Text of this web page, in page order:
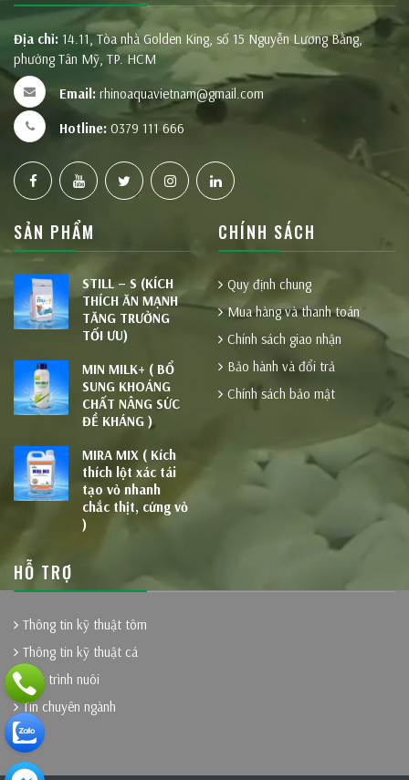
Địa chỉ: 14.11, Tòa nhà Golden King, số 15 Nguyễn Lương Bằng,
phường Tân Mỹ, TP. HCM
Email: rhinoaquavietnam@gmail.com
Hotline: 0379 111 666
SẢN PHẨM
STILL – S (KÍCH
THÍCH ĂN MẠNH
TĂNG TRƯỞNG
TỐI ƯU)
MIN MILK+ ( BỔ
SUNG KHOÁNG
CHẤT NÂNG SỨC
ĐỀ KHÁNG )
MIRA MIX ( Kích
thích lột xác tái
tạo vỏ nhanh
chắc thịt, cứng vỏ
)
CHÍNH SÁCH
Quy định chung
Mua hàng và thanh toán
Chính sách giao nhận
Bảo hành và đổi trả
Chính sách bảo mật
HỖ TRỢ
Thông tin kỹ thuật tôm
Thông tin kỹ thuật cá
Quy trình nuôi
Tin chuyên ngành